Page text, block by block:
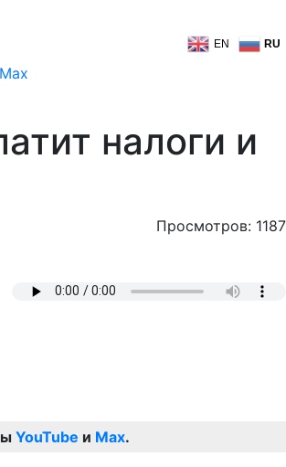
EN RU
налоги и
Просмотров: 1187
YouTube и Max.